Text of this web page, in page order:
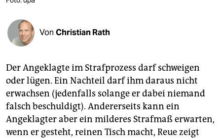
shop
fragen & hilfe
unterstützen
abo
genossenschaft
epaper login
Von Christian Rath
Der Angeklagte im Strafprozess darf schweigen
oder lügen. Ein Nachteil darf ihm daraus nicht
erwachsen (jedenfalls solange er dabei niemand
falsch beschuldigt). Andererseits kann ein
Angeklagter aber ein milderes Strafmaß erwarten,
wenn er gesteht, reinen Tisch macht, Reue zeigt